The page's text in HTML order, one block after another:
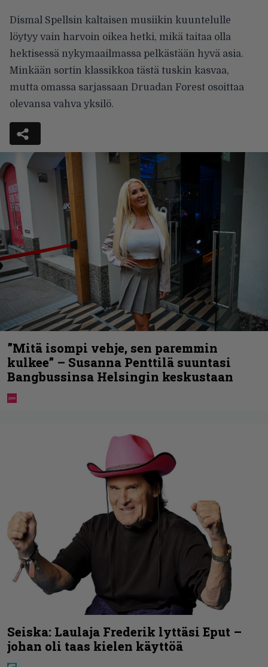
Dismal Spellsin kaltaisen musiikin kuuntelulle
löytyy vain harvoin oikea hetki, mikä taitaa olla
hektisessä nykymaailmassa pelkästään hyvä asia.
Minkään sortin klassikkoa tästä tuskin kasvaa,
mutta omassa sarjassaan Druadan Forest osoittaa
olevansa vahva yksilö.
”Mitä isompi vehje, sen paremmin
kulkee” – Susanna Penttilä suuntasi
Bangbussinsa Helsingin keskustaan
Seiska: Laulaja Frederik lyttäsi Eput –
johan oli taas kielen käyttöä